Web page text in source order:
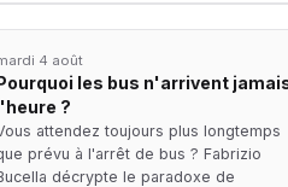
4 août
les bus n'arrivent
?
attendez toujours plus longtemps
prévu à l'arrêt de bus ? Fabrizio
décrypte le paradoxe de